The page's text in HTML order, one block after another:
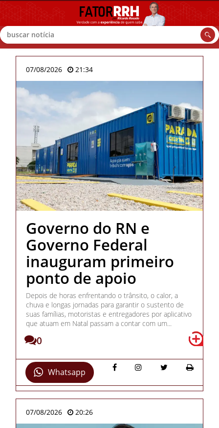
Buscar
07/08/2026 21:34
Governo do RN e
Governo Federal
inauguram primeiro
ponto de apoio
Depois de horas enfrentando o trânsito, o calor, a
chuva e longas jornadas para garantir o sustento de
suas famílias, motoristas e entregadores por aplicativo
que atuam em Natal passam a contar com um...
0
Whatsapp
07/08/2026 20:26